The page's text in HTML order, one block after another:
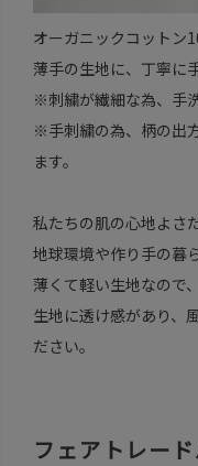
オーガニックコットン
薄手の生地に、丁寧に
※刺繍が繊細な為、手
※手刺繍の為、柄の出
ます。
私たちの肌の心地よさ
地球環境や作り手の暮
薄くて軽い生地なので
生地に透け感があり、
ださい。
フェアトレー